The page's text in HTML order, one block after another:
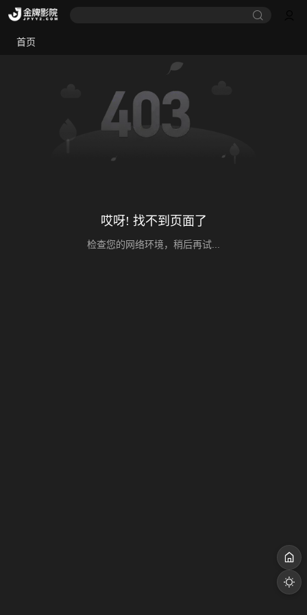
首页
哎呀! 找不到页面了
检查您的网络环境，稍后再试...